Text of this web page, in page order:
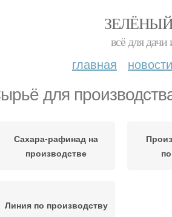
всё для дачи
главная новости
для
Сахара-рафинад на
производстве
Линия по производству